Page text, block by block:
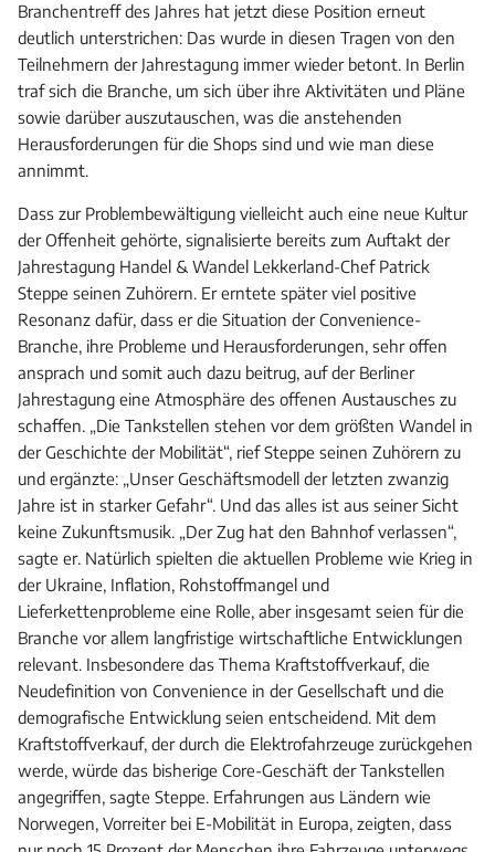
Branchentreff des Jahres hat jetzt diese Position erneut
deutlich unterstrichen: Das wurde in diesen Tragen von den
Teilnehmern der Jahrestagung immer wieder betont. In Berlin
traf sich die Branche, um sich über ihre Aktivitäten und Pläne
sowie darüber auszutauschen, was die anstehenden
Herausforderungen für die Shops sind und wie man diese
annimmt.
Dass zur Problembewältigung vielleicht auch eine neue Kultur
der Offenheit gehörte, signalisierte bereits zum Auftakt der
Jahrestagung Handel & Wandel Lekkerland-Chef Patrick
Steppe seinen Zuhörern. Er erntete später viel positive
Resonanz dafür, dass er die Situation der Convenience-
Branche, ihre Probleme und Herausforderungen, sehr offen
ansprach und somit auch dazu beitrug, auf der Berliner
Jahrestagung eine Atmosphäre des offenen Austausches zu
schaffen. „Die Tankstellen stehen vor dem größten Wandel in
der Geschichte der Mobilität“, rief Steppe seinen Zuhörern zu
und ergänzte: „Unser Geschäftsmodell der letzten zwanzig
Jahre ist in starker Gefahr“. Und das alles ist aus seiner Sicht
keine Zukunftsmusik. „Der Zug hat den Bahnhof verlassen“,
sagte er. Natürlich spielten die aktuellen Probleme wie Krieg in
der Ukraine, Inflation, Rohstoffmangel und
Lieferkettenprobleme eine Rolle, aber insgesamt seien für die
Branche vor allem langfristige wirtschaftliche Entwicklungen
relevant. Insbesondere das Thema Kraftstoffverkauf, die
Neudefinition von Convenience in der Gesellschaft und die
demografische Entwicklung seien entscheidend. Mit dem
Kraftstoffverkauf, der durch die Elektrofahrzeuge zurückgehen
werde, würde das bisherige Core-Geschäft der Tankstellen
angegriffen, sagte Steppe. Erfahrungen aus Ländern wie
Norwegen, Vorreiter bei E-Mobilität in Europa, zeigten, dass